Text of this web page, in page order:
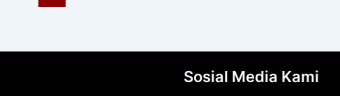
Sosial Media Kami